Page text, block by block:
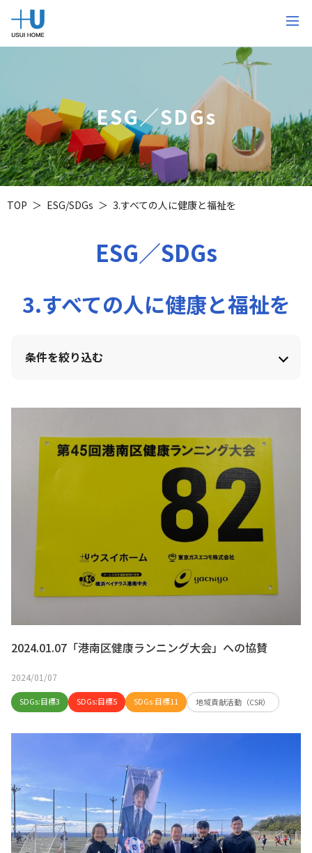
ESG／SDGs
TOP ESG/SDGs 3.すべての人に健康と福祉を
ESG／SDGs
3.すべての人に健康と福祉を
条件を絞り込む
2024.01.07「港南区健康ランニング大会」への協賛
2024/01/07
SDGs:目標3 SDGs:目標5 SDGs:目標11 地域貢献活動（CSR）